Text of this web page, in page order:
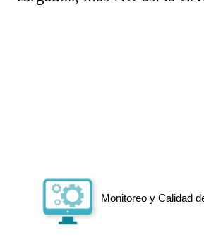
Monitoreo y Calidad